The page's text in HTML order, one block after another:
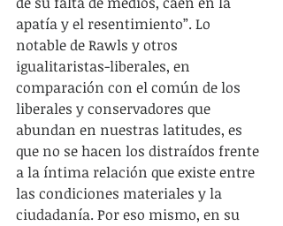
apatía y el resentimiento”. Lo
notable de Rawls y otros
igualitaristas-liberales, en
comparación con el común de los
liberales y conservadores que
abundan en nuestras latitudes, es
que no se hacen los distraídos frente
a la íntima relación que existe entre
las condiciones materiales y la
ciudadanía. Por eso mismo, en su